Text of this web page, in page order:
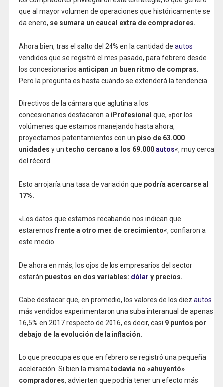
que al mayor volumen de operaciones que históricamente se
da enero, se sumara un caudal extra de compradores.
Ahora bien, tras el salto del 24% en la cantidad de autos
vendidos que se registró el mes pasado, para febrero desde
los concesionarios anticipan un buen ritmo de compras
Pero la pregunta es hasta cuándo se extenderá la tendencia.
Directivos de la cámara que aglutina a los
concesionarios destacaron a iProfesional que, «por los
volúmenes que estamos manejando hasta ahora,
proyectamos patentamientos con un piso de 63.000
unidades y un techo cercano a los 69.000autos«, muy cerca
del récord.
Esto arrojaría una tasa de variación que podría acercarse al
17%.
«Los datos que estamos recabando nos indican que
estaremos frente a otro mes de crecimiento«, confiaron a
este medio.
De ahora en más, los ojos de los empresarios del sector
estarán puestos en dos variables: dólar y precios.
Cabe destacar que, en promedio, los valores de los diez autos
más vendidos experimentaron una suba interanual de apenas
16,5% en 2017 respecto de 2016, es decir, casi 9 puntos por
debajo de la evolución de la inflación.
Lo que preocupa es que en febrero se registró una pequeña
aceleración. Si bien la mismatodavía no «ahuyentó»
compradores, advierten que podría tener un efecto más